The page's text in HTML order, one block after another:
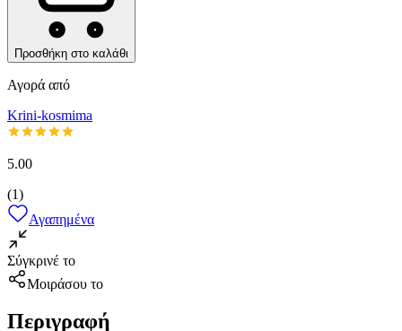
Προσθήκη στο καλάθι
Αγορά από
Krini-kosmima
5.00
(1)
Αγαπημένα
Σύγκρινέ το
Μοιράσου το
Περιγραφή